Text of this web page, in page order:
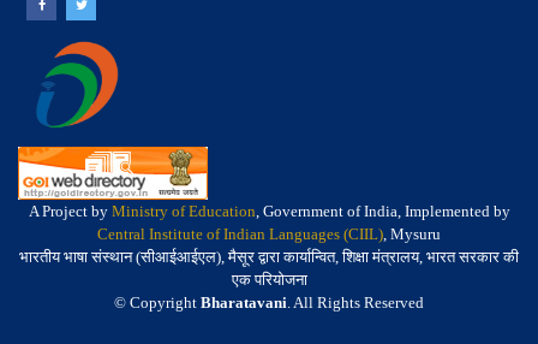
A Project by Ministry of Education, Government of India, Implemented by
Central Institute of Indian Languages (CIIL), Mysuru
भारतीय भाषा संस्थान (सीआईआईएल), मैसूर द्वारा कार्यान्वित, शिक्षा मंत्रालय, भारत सरकार की
एक परियोजना
© Copyright Bharatavani. All Rights Reserved